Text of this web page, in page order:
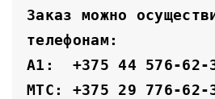
Заказ можно
телефонам:
A1:  +375 44 576-62-
MTC: +375 29 776-62-